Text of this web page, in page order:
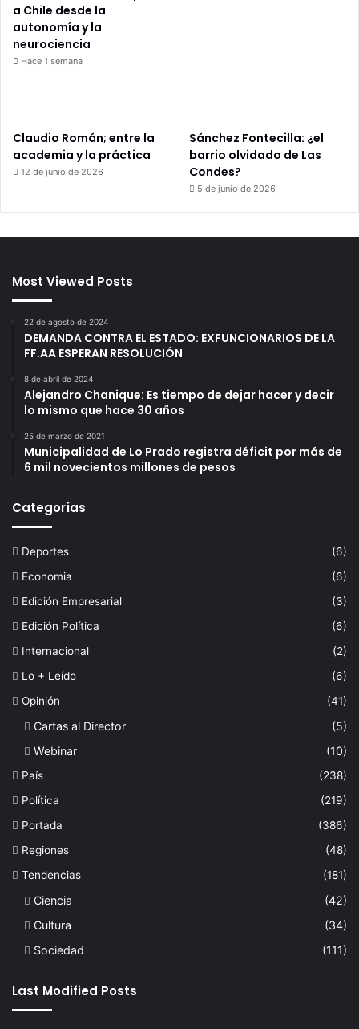
a Chile desde la
autonomía y la
neurociencia
Hace 1 semana
Claudio Román; entre la
academia y la práctica
12 de junio de 2026
Sánchez Fontecilla: ¿el
barrio olvidado de Las
Condes?
5 de junio de 2026
Most Viewed Posts
22 de agosto de 2024
DEMANDA CONTRA EL ESTADO: EXFUNCIONARIOS DE LA
FF.AA ESPERAN RESOLUCIÓN
8 de abril de 2024
Alejandro Chanique: Es tiempo de dejar hacer y decir
lo mismo que hace 30 años
25 de marzo de 2021
Municipalidad de Lo Prado registra déficit por más de
6 mil novecientos millones de pesos
Categorías
Deportes
(6)
Economia
(6)
Edición Empresarial
(3)
Edición Política
(6)
Internacional
(2)
Lo + Leído
(6)
Opinión
(41)
Cartas al Director
(5)
Webinar
(10)
País
(238)
Política
(219)
Portada
(386)
Regiones
(48)
Tendencias
(181)
Ciencia
(42)
Cultura
(34)
Sociedad
(111)
Last Modified Posts